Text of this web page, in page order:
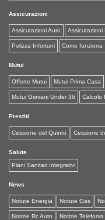
Assicurazioni
Assicurazioni Auto Assicurazioni
Polizza Infortuni Come funziona
Mutui
Offerte Mutui Mutui Prima Casa
Mutui Giovani Under 36 Calcolo
Prestiti
Cessione del Quinto Cessione
Salute
Piani Sanitari Integrativi
News
Notizie Energia Notizie Gas
Notizie Rc Auto Notizie Telefonia